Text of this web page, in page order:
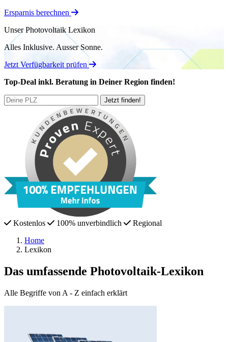
Ersparnis berechnen
Unser Photovoltaik Lexikon
Alles Inklusive. Ausser Sonne.
Jetzt Verfügbarkeit prüfen
Top-Deal inkl. Beratung in Deiner Region finden!
Kostenlos 100% unverbindlich
Regional
Home
Lexikon
Das umfassende Photovoltaik-Lexikon
Alle Begriffe von A - Z einfach erklärt